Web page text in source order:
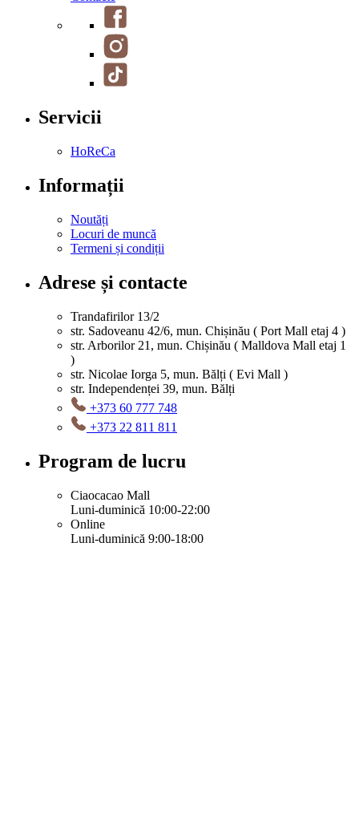
Servicii
HoReCa
Informații
Noutăți
Locuri de muncă
Termeni și condiții
Adrese și contacte
Trandafirilor 13/2
str. Sadoveanu 42/6, mun. Chișinău ( Port Mall etaj 4 )
str. Arborilor 21, mun. Chișinău ( Malldova Mall etaj 1
)
str. Nicolae Iorga 5, mun. Bălți ( Evi Mall )
str. Independenței 39, mun. Bălți
+373 60 777 748
+373 22 811 811
Program de lucru
Ciaocacao Mall
Luni-duminică 10:00-22:00
Online
Luni-duminică 9:00-18:00